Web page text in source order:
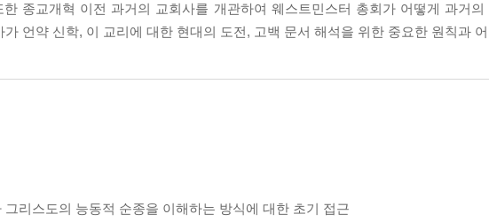
종교개혁 이전 과거의 교회사를 개관하여 웨스트민스터 총회가 어떻게 과거
언약 신학, 이 교리에 대한 현대의 도전, 고백 문서 해석을 위한 중요한 원칙과
리스도의 능동적 순종을 이해하는 방식에 대한 초기 접근